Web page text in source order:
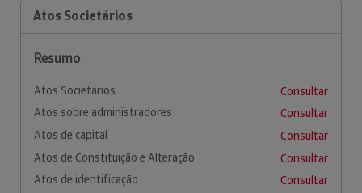
Atos Societários
Resumo
Atos Societários
Consultar
Atos sobre administradores
Consultar
Atos de capital
Consultar
Atos de Constituição e Alteração
Consultar
Atos de identificação
Consultar